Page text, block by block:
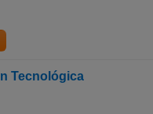
Tecnológica